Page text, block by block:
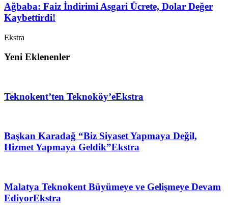
Ağbaba: Faiz İndirimi Asgari Ücrete, Dolar Değer
Kaybettirdi!
Ekstra
Yeni Eklenenler
Teknokent’ten Teknoköy’eEkstra
Başkan Karadağ “Biz Siyaset Yapmaya Değil,
Hizmet Yapmaya Geldik”Ekstra
Malatya Teknokent Büyümeye ve Gelişmeye Devam
EdiyorEkstra